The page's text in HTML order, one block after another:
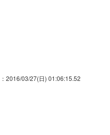
：2016/03/27(日) 01:06:15.52